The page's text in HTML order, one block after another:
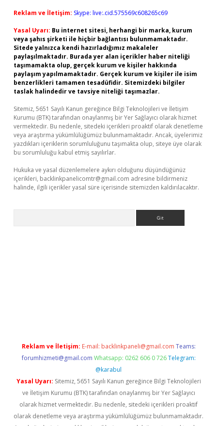
Reklam ve İletişim: Skype: live:.cid.575569c608265c69
Yasal Uyarı: Bu internet sitesi, herhangi bir marka, kurum
veya şahıs şirketi ile hiçbir bağlantısı bulunmamaktadır.
Sitede yalnızca kendi hazırladığımız makaleler
paylaşılmaktadır. Burada yer alan içerikler haber niteliği
taşımamakta olup, gerçek kurum ve kişiler hakkında
paylaşım yapılmamaktadır. Gerçek kurum ve kişiler ile isim
benzerlikleri tamamen tesadüfidir. Sitemizdeki bilgiler
taslak halindedir ve tavsiye niteliği taşımazlar.
Sitemiz, 5651 Sayılı Kanun gereğince Bilgi Teknolojileri ve İletişim
Kurumu (BTK) tarafından onaylanmış bir Yer Sağlayıcı olarak hizmet
vermektedir. Bu nedenle, sitedeki içerikleri proaktif olarak denetleme
veya araştırma yükümlülüğümüz bulunmamaktadır. Ancak, üyelerimiz
yazdıkları içeriklerin sorumluluğunu taşımakta olup, siteye üye olarak
bu sorumluluğu kabul etmiş sayılırlar.
Hukuka ve yasal düzenlemelere aykırı olduğunu düşündüğünüz
içerikleri, backlinkpanelicomtr@gmail.com adresine bildirmeniz
halinde, ilgili içerikler yasal süre içerisinde sitemizden kaldırılacaktır.
Reklam ve İletişim: E-mail: backlinkpaneli@gmail.com Teams:
forumhizmeti@gmail.com Whatsapp: 0262 606 0 726 Telegram:
@karabul
Yasal Uyarı: Sitemiz, 5651 Sayılı Kanun gereğince Bilgi Teknolojileri
ve İletişim Kurumu (BTK) tarafından onaylanmış bir Yer Sağlayıcı
olarak hizmet vermektedir. Bu nedenle, sitedeki içerikleri proaktif
olarak denetleme veya araştırma yükümlülüğümüz bulunmamaktadır.